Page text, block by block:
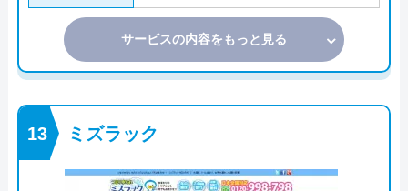
サービスの内容をもっと見る
ミズラック